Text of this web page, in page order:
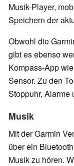
Musik-Player,
Speichern der
Obwohl die
gibt es ebenso
Kompass-App
Sensor. Zu den
Stoppuhr, Alarme
Musik
Mit der Garmin
über ein
Musik zu hören.